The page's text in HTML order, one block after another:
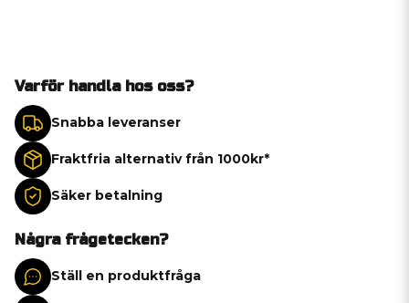
Varför handla hos oss?
Snabba leveranser
Fraktfria alternativ från 1000kr*
Säker betalning
Några frågetecken?
Ställ en produktfråga